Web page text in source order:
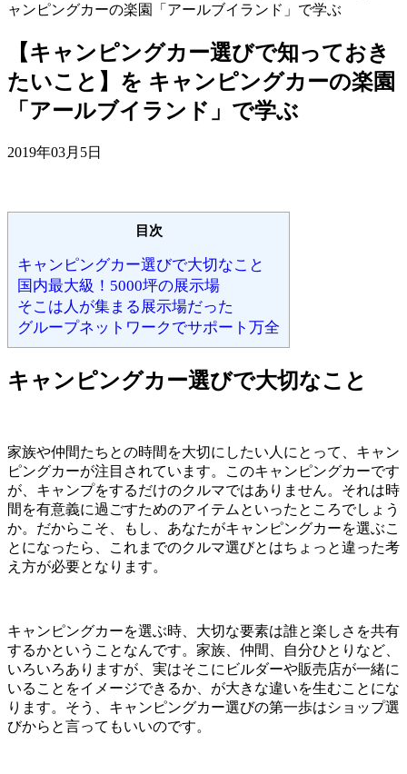
ャンピングカーの楽園「アールブイランド」で学ぶ
【キャンピングカー選びで知っておき
たいこと】を キャンピングカーの楽園
「アールブイランド」で学ぶ
2019年03月5日
目次
キャンピングカー選びで大切なこと
国内最大級！5000坪の展示場
そこは人が集まる展示場だった
グループネットワークでサポート万全
キャンピングカー選びで大切なこと
家族や仲間たちとの時間を大切にしたい人にとって、キャン
ピングカーが注目されています。このキャンピングカーです
が、キャンプをするだけのクルマではありません。それは時
間を有意義に過ごすためのアイテムといったところでしょう
か。だからこそ、もし、あなたがキャンピングカーを選ぶこ
とになったら、これまでのクルマ選びとはちょっと違った考
え方が必要となります。
キャンピングカーを選ぶ時、大切な要素は誰と楽しさを共有
するかということなんです。家族、仲間、自分ひとりなど、
いろいろありますが、実はそこにビルダーや販売店が一緒に
いることをイメージできるか、が大きな違いを生むことにな
ります。そう、キャンピングカー選びの第一歩はショップ選
びからと言ってもいいのです。